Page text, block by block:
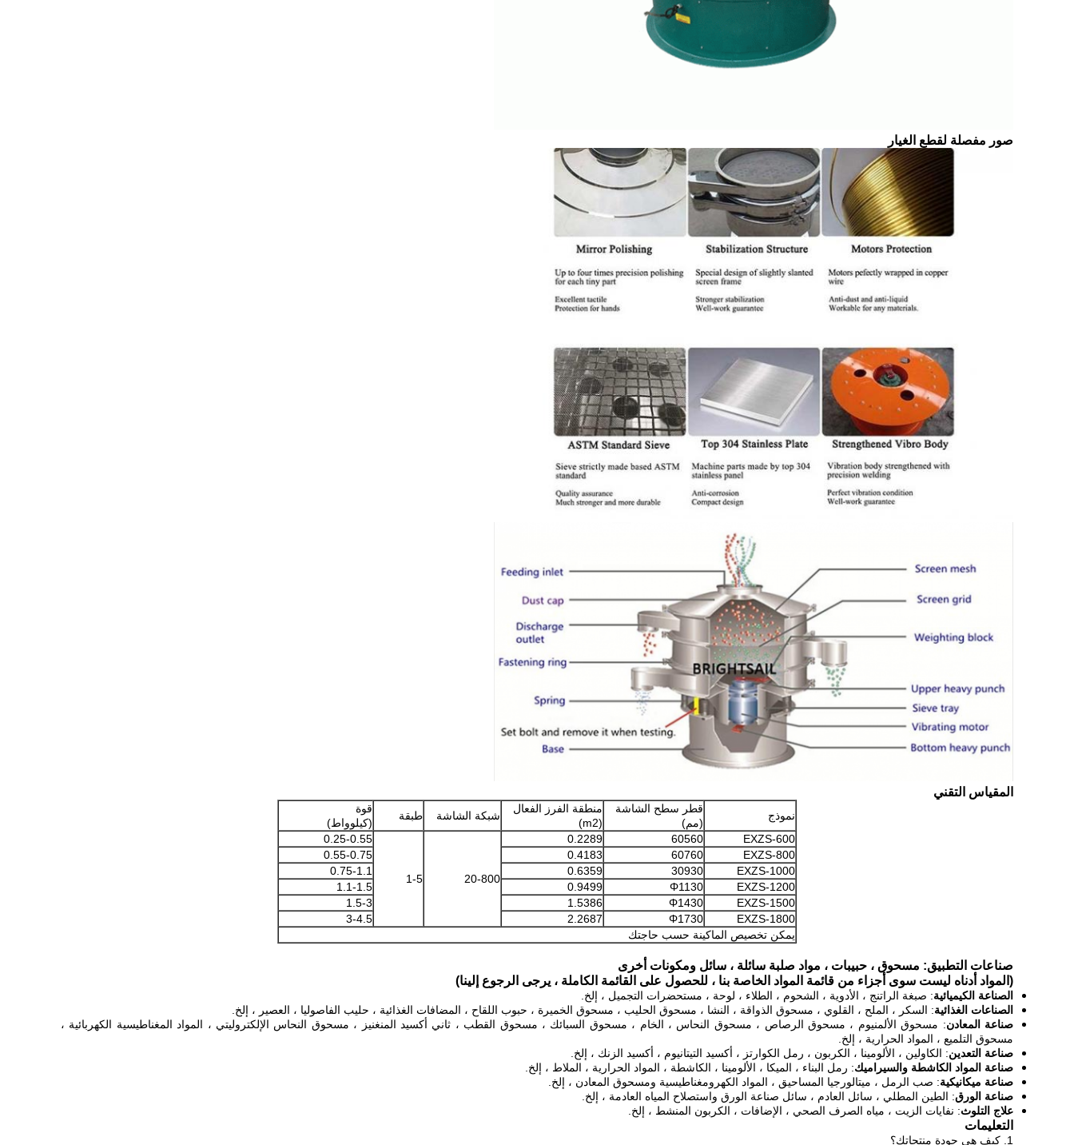
صور مفصلة لقطع الغيار
المقياس التقني
نموذج
قطر سطح الشاشة
(مم)
منطقة الفرز الفعال
(m2)
شبكة الشاشة طبقة
قوة
(كيلوواط)
EXZS-600
60560
0.2289
20-800
1-5
0.25-0.55
EXZS-800
60760
0.4183
0.55-0.75
EXZS-1000
30930
0.6359
0.75-1.1
EXZS-1200
Φ1130
0.9499
1.1-1.5
EXZS-1500
Φ1430
1.5386
1.5-3
EXZS-1800
Φ1730
2.2687
3-4.5
يمكن تخصيص الماكينة حسب حاجتك
صناعات التطبيق: مسحوق ، حبيبات ، مواد صلبة سائلة ، سائل ومكونات أخرى
(المواد أدناه ليست سوى أجزاء من قائمة المواد الخاصة بنا ، للحصول على القائمة الكاملة ، يرجى الرجوع إلينا)
الصناعة الكيميائية: صبغة الراتنج ، الأدوية ، الشحوم ، الطلاء ، لوحة ، مستحضرات التجميل ، إلخ.
الصناعات الغذائية: السكر ، الملح ، القلوي ، مسحوق الذواقة ، النشا ، مسحوق الحليب ، مسحوق الخميرة ، حبوب اللقاح ، المضافات الغذائية ، حليب الفاصوليا ، العصير ، إلخ.
صناعة المعادن: مسحوق الألمنيوم ، مسحوق الرصاص ، مسحوق النحاس ، الخام ، مسحوق السبائك ، مسحوق القطب ، ثاني أكسيد المنغنيز ، مسحوق النحاس الإلكتروليتي ، المواد المغناطيسية الكهربائية ،
مسحوق التلميع ، المواد الحرارية ، إلخ.
صناعة التعدين: الكاولين ، الألومينا ، الكربون ، رمل الكوارتز ، أكسيد التيتانيوم ، أكسيد الزنك ، إلخ.
صناعة المواد الكاشطة والسيراميك: رمل البناء ، الميكا ، الألومينا ، الكاشطة ، المواد الحرارية ، الملاط ، إلخ.
صناعة ميكانيكية: صب الرمل ، ميتالورجيا المساحيق ، المواد الكهرومغناطيسية ومسحوق المعادن ، إلخ.
صناعة الورق: الطين المطلي ، سائل العادم ، سائل صناعة الورق واستصلاح المياه العادمة ، إلخ.
علاج التلوث: نفايات الزيت ، مياه الصرف الصحي ، الإضافات ، الكربون المنشط ، إلخ.
التعليمات
1. كيف هي جودة منتجاتك؟